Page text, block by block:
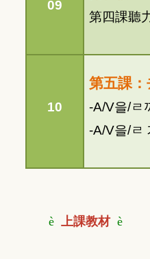
09
第四課聽
10
第五課：
-A/V을/ㄹ
-A/V을/ㄹ
è 上課教材 è